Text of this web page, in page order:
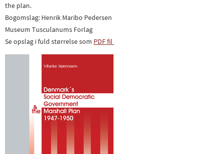
the plan.
Bogomslag: Henrik Maribo Pedersen
Museum Tusculanums Forlag
Se opslag i fuld størrelse som PDF fil